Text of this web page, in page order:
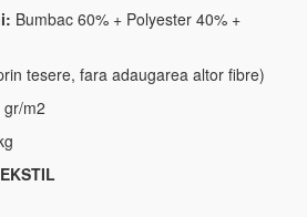
Bumbac 60% + Polyester 40% +
tesere, fara adaugarea altor fibre)
gr/m2